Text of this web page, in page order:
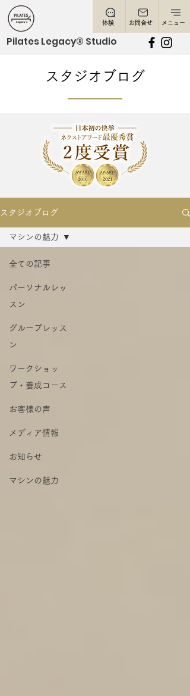
体験 お問合せ メニュー
Pilates Legacy® Studio
スタジオブログ
スタジオブログ
全ての記事
パーソナルレッ
スン
グループレッス
ン
ワークショッ
プ・養成コース
お客様の声
メディア情報
お知らせ
マシンの魅力
マシンの魅力